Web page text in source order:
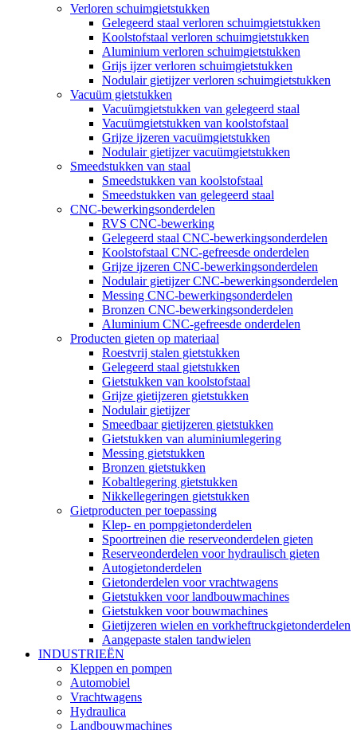
Verloren schuimgietstukken
Gelegeerd staal verloren schuimgietstukken
Koolstofstaal verloren schuimgietstukken
Aluminium verloren schuimgietstukken
Grijs ijzer verloren schuimgietstukken
Nodulair gietijzer verloren schuimgietstukken
Vacuüm gietstukken
Vacuümgietstukken van gelegeerd staal
Vacuümgietstukken van koolstofstaal
Grijze ijzeren vacuümgietstukken
Nodulair gietijzer vacuümgietstukken
Smeedstukken van staal
Smeedstukken van koolstofstaal
Smeedstukken van gelegeerd staal
CNC-bewerkingsonderdelen
RVS CNC-bewerking
Gelegeerd staal CNC-bewerkingsonderdelen
Koolstofstaal CNC-gefreesde onderdelen
Grijze ijzeren CNC-bewerkingsonderdelen
Nodulair gietijzer CNC-bewerkingsonderdelen
Messing CNC-bewerkingsonderdelen
Bronzen CNC-bewerkingsonderdelen
Aluminium CNC-gefreesde onderdelen
Producten gieten op materiaal
Roestvrij stalen gietstukken
Gelegeerd staal gietstukken
Gietstukken van koolstofstaal
Grijze gietijzeren gietstukken
Nodulair gietijzer
Smeedbaar gietijzeren gietstukken
Gietstukken van aluminiumlegering
Messing gietstukken
Bronzen gietstukken
Kobaltlegering gietstukken
Nikkellegeringen gietstukken
Gietproducten per toepassing
Klep- en pompgietonderdelen
Spoortreinen die reserveonderdelen gieten
Reserveonderdelen voor hydraulisch gieten
Autogietonderdelen
Gietonderdelen voor vrachtwagens
Gietstukken voor landbouwmachines
Gietstukken voor bouwmachines
Gietijzeren wielen en vorkheftruckgietonderdelen
Aangepaste stalen tandwielen
INDUSTRIEËN
Kleppen en pompen
Automobiel
Vrachtwagens
Hydraulica
Landbouwmachines